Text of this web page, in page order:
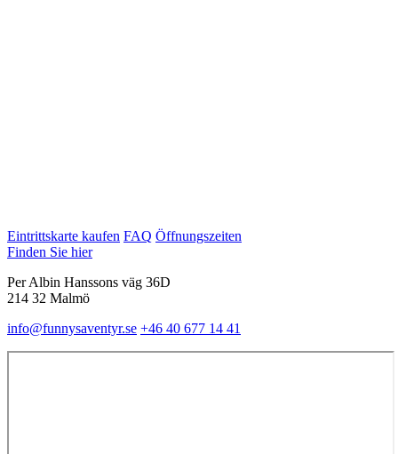
Eintrittskarte kaufen FAQ Öffnungszeiten
Finden Sie hier
Per Albin Hanssons väg 36D
214 32 Malmö
info@funnysaventyr.se +46 40 677 14 41